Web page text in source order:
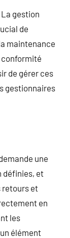
gestion
de
maintenance
conformité
de gérer ces
gestionnaires
une
définies, et
retours et
en
les
élément